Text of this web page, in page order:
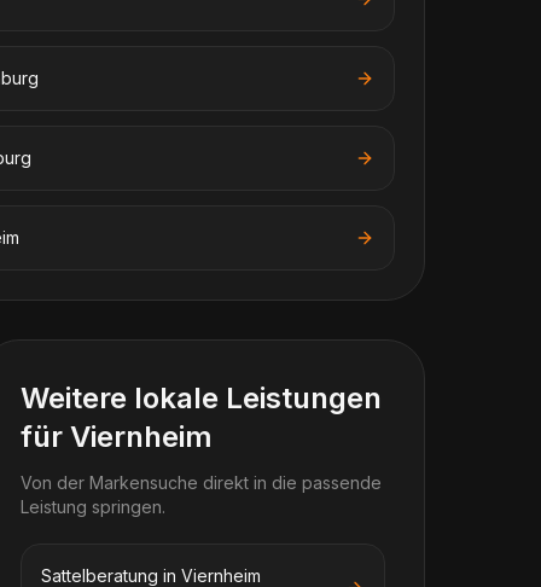
Weitere lokale Leistungen
für Viernheim
Von der Markensuche direkt in die passende
Leistung springen.
Sattelberatung in Viernheim